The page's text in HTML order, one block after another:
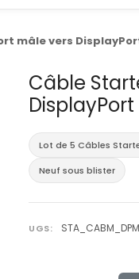
mâle vers
Câble
Lot de 5 Câbles
Neuf sous blister
UGS: